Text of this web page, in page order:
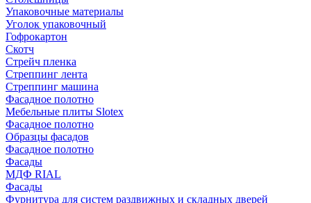
Упаковочные материалы
Уголок упаковочный
Гофрокартон
Скотч
Стрейч пленка
Стреппинг лента
Стреппинг машина
Фасадное полотно
Мебельные плиты Slotex
Фасадное полотно
Образцы фасадов
Фасадное полотно
Фасады
МДФ RIAL
Фасады
Фурнитура для систем раздвижных и складных дверей